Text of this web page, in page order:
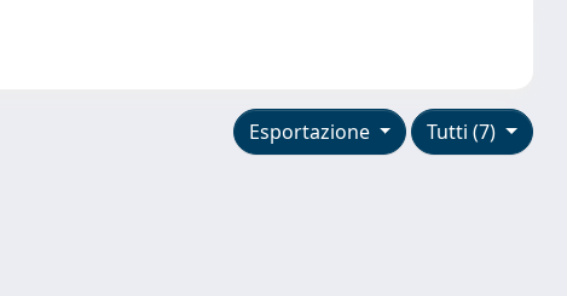
Tutti (7)
Esportazione